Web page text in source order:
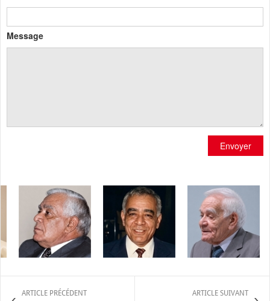
Message
Envoyer
ARTICLE PRÉCÉDENT ARTICLE SUIVANT